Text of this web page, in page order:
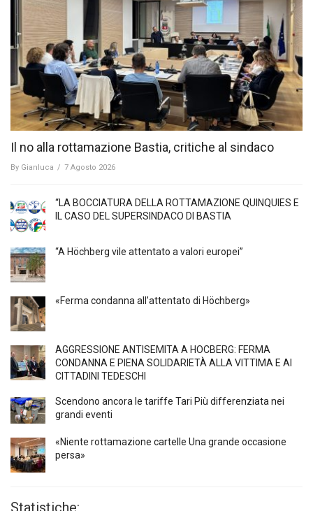
Il no alla rottamazione Bastia, critiche al sindaco
By Gianluca / 7 Agosto 2026
“LA BOCCIATURA DELLA ROTTAMAZIONE QUINQUIES E
IL CASO DEL SUPERSINDACO DI BASTIA
“A Höchberg vile attentato a valori europei”
«Ferma condanna all’attentato di Höchberg»
AGGRESSIONE ANTISEMITA A HÖCBERG: FERMA
CONDANNA E PIENA SOLIDARIETÀ ALLA VITTIMA E AI
CITTADINI TEDESCHI
Scendono ancora le tariffe Tari Più differenziata nei
grandi eventi
«Niente rottamazione cartelle Una grande occasione
persa»
Statistiche: